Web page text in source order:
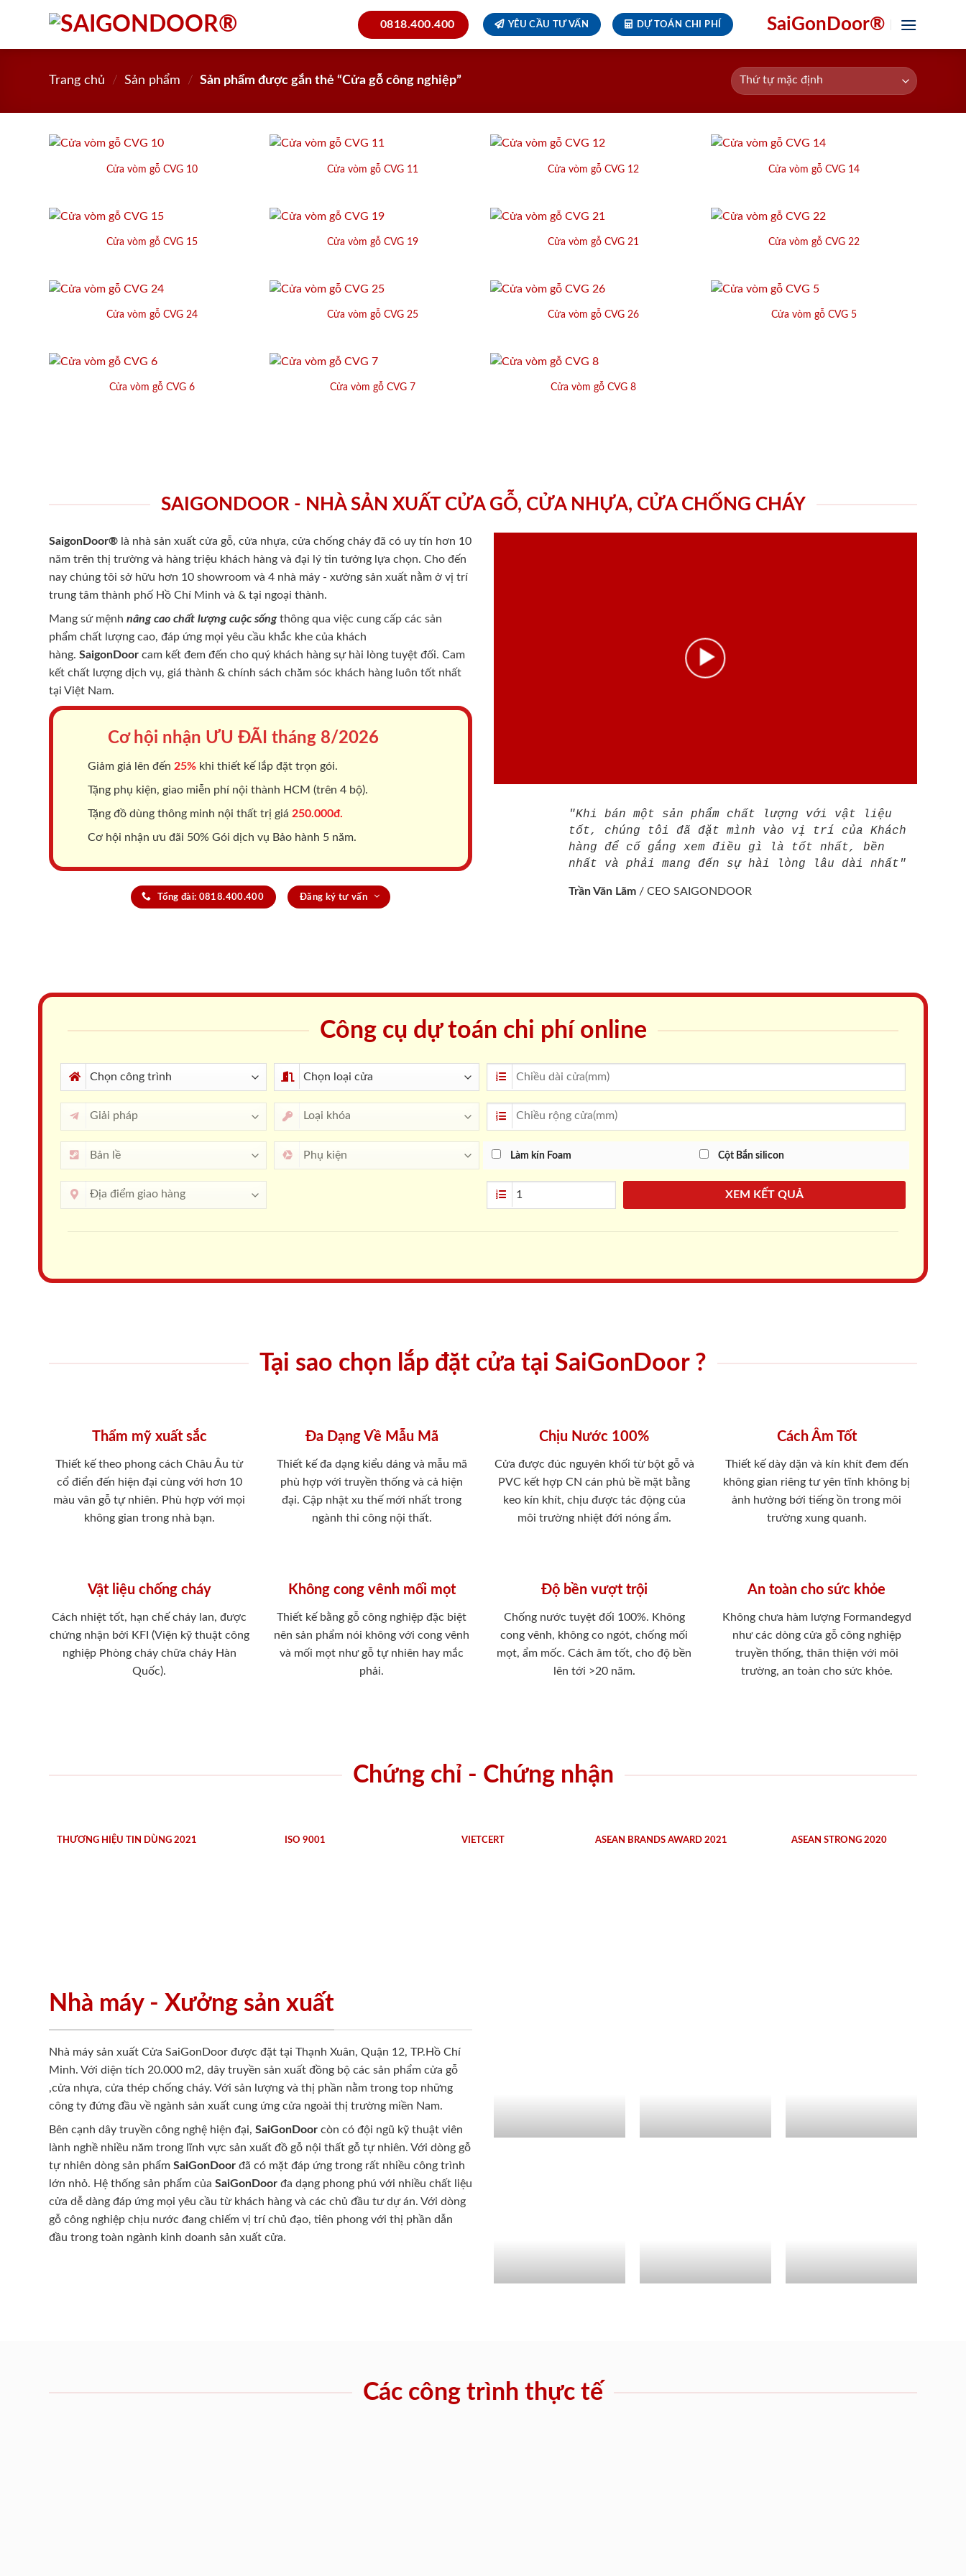
0818.400.400 YÊU CẦU TƯ VẤN DỰ TOÁN CHI PHÍ SaiGonDoor®
Trang chủ / Sản phẩm / Sản phẩm được gắn thẻ “Cửa gỗ công nghiệp”
Cửa vòm gỗ CVG 10 Cửa vòm gỗ CVG 11 Cửa vòm gỗ CVG 12 Cửa vòm gỗ CVG 14
Cửa vòm gỗ CVG 15 Cửa vòm gỗ CVG 19 Cửa vòm gỗ CVG 21 Cửa vòm gỗ CVG 22
Cửa vòm gỗ CVG 24 Cửa vòm gỗ CVG 25 Cửa vòm gỗ CVG 26 Cửa vòm gỗ CVG 5
Cửa vòm gỗ CVG 6 Cửa vòm gỗ CVG 7 Cửa vòm gỗ CVG 8
SAIGONDOOR - NHÀ SẢN XUẤT CỬA GỖ, CỬA NHỰA, CỬA CHỐNG CHÁY
SaigonDoor® là nhà sản xuất cửa gỗ, cửa nhựa, cửa chống cháy đã có uy tín hơn 10
năm trên thị trường và hàng triệu khách hàng và đại lý tin tưởng lựa chọn. Cho đến
nay chúng tôi sở hữu hơn 10 showroom và 4 nhà máy - xưởng sản xuất nằm ở vị trí
trung tâm thành phố Hồ Chí Minh và & tại ngoại thành.
Mang sứ mệnh nâng cao chất lượng cuộc sốngthông qua việc cung cấp các sản
phẩm chất lượng cao, đáp ứng mọi yêu cầu khắc khe của khách
hàng. SaigonDoor cam kết đem đến cho quý khách hàng sự hài lòng tuyệt đối. Cam
kết chất lượng dịch vụ, giá thành & chính sách chăm sóc khách hàng luôn tốt nhất
tại Việt Nam.
Cơ hội nhận ƯU ĐÃI tháng 8/2026
Giảm giá lên đến 25% khi thiết kế lắp đặt trọn gói.
Tặng phụ kiện, giao miễn phí nội thành HCM (trên 4 bộ).
Tặng đồ dùng thông minh nội thất trị giá 250.000đ.
Cơ hội nhận ưu đãi 50% Gói dịch vụ Bảo hành 5 năm.
Tổng đài: 0818.400.400 Đăng ký tư vấn
"Khi bán một sản phẩm chất lượng với vật liệu
tốt, chúng tôi đã đặt mình vào vị trí của Khách
hàng để cố gắng xem điều gì là tốt nhất, bền
nhất và phải mang đến sự hài lòng lâu dài nhất"
Trần Văn Lãm / CEO SAIGONDOOR
Công cụ dự toán chi phí online
Làm kín Foam Cột Bắn silicon
XEM KẾT QUẢ
Tại sao chọn lắp đặt cửa tại SaiGonDoor ?
Thẩm mỹ xuất sắc
Thiết kế theo phong cách Châu Âu từ
cổ điển đến hiện đại cùng với hơn 10
màu vân gỗ tự nhiên. Phù hợp với mọi
không gian trong nhà bạn.
Đa Dạng Về Mẫu Mã
Thiết kế đa dạng kiểu dáng và mẫu mã
phù hợp với truyền thống và cả hiện
đại. Cập nhật xu thế mới nhất trong
ngành thi công nội thất.
Chịu Nước 100%
Cửa được đúc nguyên khối từ bột gỗ và
PVC kết hợp CN cán phủ bề mặt bằng
keo kín khít, chịu được tác động của
môi trường nhiệt đới nóng ẩm.
Cách Âm Tốt
Thiết kế dày dặn và kín khít đem đến
không gian riêng tư yên tĩnh không bị
ảnh hưởng bới tiếng ồn trong môi
trường xung quanh.
Vật liệu chống cháy
Cách nhiệt tốt, hạn chế cháy lan, được
chứng nhận bởi KFI (Viện kỹ thuật công
nghiệp Phòng cháy chữa cháy Hàn
Quốc).
Không cong vênh mối mọt
Thiết kế bằng gỗ công nghiệp đặc biệt
nên sản phẩm nói không với cong vênh
và mối mọt như gỗ tự nhiên hay mắc
phải.
Độ bền vượt trội
Chống nước tuyệt đối 100%. Không
cong vênh, không co ngót, chống mối
mọt, ẩm mốc. Cách âm tốt, cho độ bền
lên tới >20 năm.
An toàn cho sức khỏe
Không chưa hàm lượng Formandegyd
như các dòng cửa gỗ công nghiệp
truyền thống, thân thiện với môi
trường, an toàn cho sức khỏe.
Chứng chỉ - Chứng nhận
THƯƠNG HIỆU TIN DÙNG 2021 ISO 9001 VIETCERT ASEAN BRANDS AWARD 2021 ASEAN STRONG 2020
Nhà máy - Xưởng sản xuất
Nhà máy sản xuất Cửa SaiGonDoor được đặt tại Thạnh Xuân, Quận 12, TP.Hồ Chí
Minh. Với diện tích 20.000 m2, dây truyền sản xuất đồng bộ các sản phẩm cửa gỗ
,cửa nhựa, cửa thép chống cháy. Với sản lượng và thị phần nằm trong top những
công ty đứng đầu về ngành sản xuất cung ứng cửa ngoài thị trường miền Nam.
Bên cạnh dây truyền công nghệ hiện đại, SaiGonDoor còn có đội ngũ kỹ thuật viên
lành nghề nhiều năm trong lĩnh vực sản xuất đồ gỗ nội thất gỗ tự nhiên. Với dòng gỗ
tự nhiên dòng sản phẩm SaiGonDoor đã có mặt đáp ứng trong rất nhiều công trình
lớn nhỏ. Hệ thống sản phẩm của SaiGonDoor đa dạng phong phú với nhiều chất liệu
cửa dễ dàng đáp ứng mọi yêu cầu từ khách hàng và các chủ đầu tư dự án. Với dòng
gỗ công nghiệp chịu nước đang chiếm vị trí chủ đạo, tiên phong với thị phần dẫn
đầu trong toàn ngành kinh doanh sản xuất cửa.
Các công trình thực tế